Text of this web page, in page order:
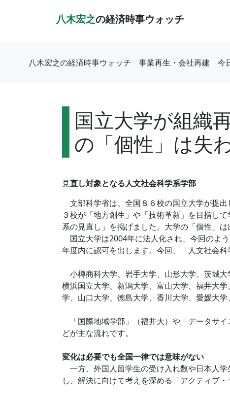
八木宏之の経済時事ウォッチ
八木宏之の経済時事ウォッチ 事業再生・会社再建 今
国立大学が組織
の「個性」は失
見直し対象となる人文社会科学系学部
文部科学省は、全国８６校の国立大学が提
３校が「地方創生」や「技術革新」を目指し
系の見直し」を掲げました。大学の「個性」は
国立大学は2004年に法人化され、今回のよ
年度内に認可を出します。今回、「人文社会
小樽商科大学、岩手大学、山形大学、茨城大
横浜国立大学、新潟大学、富山大学、福井大
学、山口大学、徳島大学、香川大学、愛媛大
「国際地域学部」（福井大）や「データサ
どが主な流れです。
変化は必要でも全国一律では意味がない
一方、外国人留学生の受け入れ数や日本人
し、解決に向けて考えを深める「アクティブ